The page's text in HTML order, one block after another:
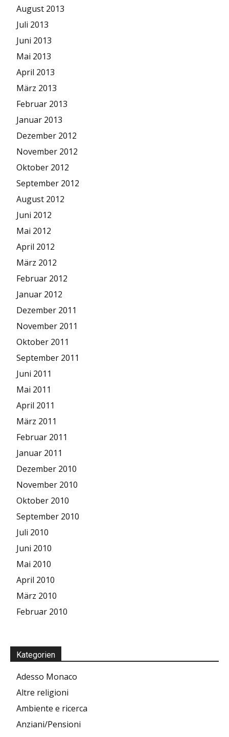
August 2013
Juli 2013
Juni 2013
Mai 2013
April 2013
März 2013
Februar 2013
Januar 2013
Dezember 2012
November 2012
Oktober 2012
September 2012
August 2012
Juni 2012
Mai 2012
April 2012
März 2012
Februar 2012
Januar 2012
Dezember 2011
November 2011
Oktober 2011
September 2011
Juni 2011
Mai 2011
April 2011
März 2011
Februar 2011
Januar 2011
Dezember 2010
November 2010
Oktober 2010
September 2010
Juli 2010
Juni 2010
Mai 2010
April 2010
März 2010
Februar 2010
Kategorien
Adesso Monaco
Altre religioni
Ambiente e ricerca
Anziani/Pensioni